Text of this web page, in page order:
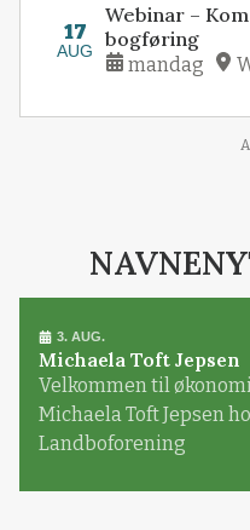
17
AUG
Webinar –
bogføring
mandag
3. AUG.
Michaela Toft Jepsen
Velkommen til
Michaela Toft Jepsen
Landboforening